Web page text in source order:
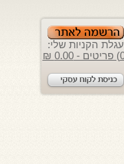
עגלת הקניות שלי: